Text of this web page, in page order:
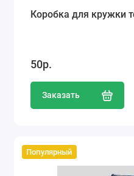
Коробка для кружки
50р.
Заказать
Популярный